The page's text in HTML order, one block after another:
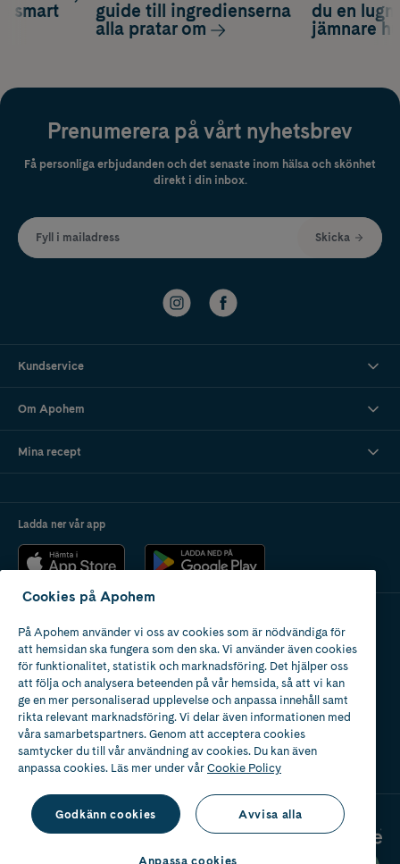
du en
jämnare
smart
guide till ingredienserna
alla pratar om
Prenumerera på vårt nyhetsbrev
Få personliga erbjudanden och det senaste inom hälsa och skönhet
direkt i din inbox.
Fyll i mailadress Skicka
Kundservice
Om Apohem
Mina recept
Ladda ner vår app
Apotek med tillstånd
av Läkemedelsverket
Cookies på Apohem
På Apohem använder vi oss av cookies som är nödvändiga för
att hemsidan ska fungera som den ska. Vi använder även cookies
för funktionalitet, statistik och marknadsföring. Det hjälper oss
att följa och analysera beteenden på vår hemsida, så att vi kan
ge en mer personaliserad upplevelse och anpassa innehåll samt
rikta relevant marknadsföring. Vi delar även informationen med
våra samarbetspartners. Genom att acceptera cookies
samtycker du till vår användning av cookies. Du kan även
anpassa cookies. Läs mer under vårCookie Policy
Godkänn cookies Avvisa alla
Anpassa cookies